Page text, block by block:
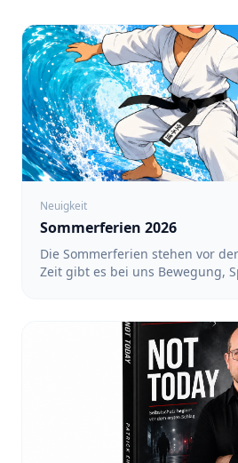
Neuigkeit
Sommerferien 2026
Die Sommerferien stehen vor
Zeit gibt es bei uns Bewegung,
wir ein Ferienprogramm mit
Angeboten vorbereitet. Alle
Anmeldungen findet ihr unter:
sakura.de/fsz/events Karate in Köln-Nippes mit Luin
- Für Kinder von 3 bis 6 Jahren
12.08., 17.08., 19.08., 24.08.,